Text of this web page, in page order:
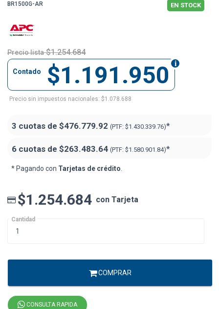
BR1500G-AR EN STOCK
Precio lista $1.254.684
$1.191.950
Contado
Precio sin impuestos nacionales: $1.078.688
3 cuotas de $476.779.92 (PTF: $1.430.339.76)*
6 cuotas de $263.483.64 (PTF: $1.580.901.84)*
* Pagando con Tarjetas de crédito
$1.254.684 con Tarjeta
Cantidad
COMPRAR
CONSULTA RAPIDA